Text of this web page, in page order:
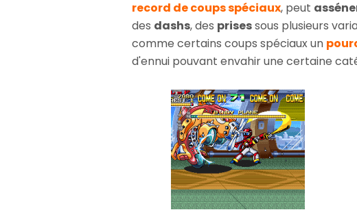
record de coups spéciaux, peut
des dashs, des prisessous plusieurs
comme certains coups spéciaux un
d'ennui pouvant envahir une certaine